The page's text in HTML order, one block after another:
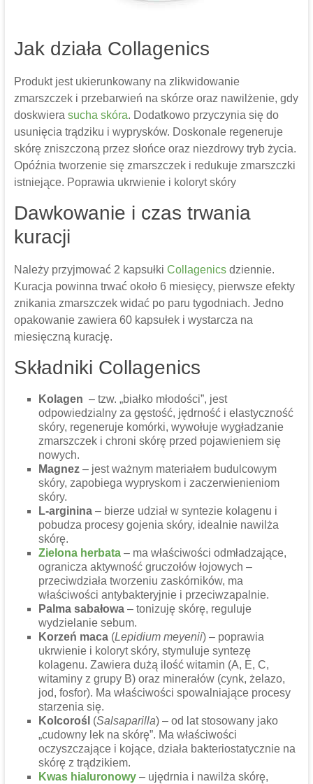
Jak działa Collagenics
Produkt jest ukierunkowany na zlikwidowanie
zmarszczek i przebarwień na skórze oraz nawilżenie, gdy
doskwiera sucha skóra. Dodatkowo przyczynia się do
usunięcia trądziku i wyprysków. Doskonale regeneruje
skórę zniszczoną przez słońce oraz niezdrowy tryb życia.
Opóźnia tworzenie się zmarszczek i redukuje zmarszczki
istniejące. Poprawia ukrwienie i koloryt skóry
Dawkowanie i czas trwania
kuracji
Należy przyjmować 2 kapsułki Collagenicsdziennie.
Kuracja powinna trwać około 6 miesięcy, pierwsze efekty
znikania zmarszczek widać po paru tygodniach. Jedno
opakowanie zawiera 60 kapsułek i wystarcza na
miesięczną kurację.
Składniki Collagenics
Kolagen – tzw. „białko młodości”, jest
odpowiedzialny za gęstość, jędrność i elastyczność
skóry, regeneruje komórki, wywołuje wygładzanie
zmarszczek i chroni skórę przed pojawieniem się
nowych.
Magnez– jest ważnym materiałem budulcowym
skóry, zapobiega wypryskom i zaczerwienieniom
skóry.
L-arginina– bierze udział w syntezie kolagenu i
pobudza procesy gojenia skóry, idealnie nawilża
skórę.
Zielona herbata– ma właściwości odmładzające,
ogranicza aktywność gruczołów łojowych –
przeciwdziała tworzeniu zaskórników, ma
właściwości antybakteryjnie i przeciwzapalnie.
Palma sabałowa– tonizuję skórę, reguluje
wydzielanie sebum.
Korzeń maca (Lepidium meyenii) – poprawia
ukrwienie i koloryt skóry, stymuluje syntezę
kolagenu. Zawiera dużą ilość witamin (A, E, C,
witaminy z grupy B) oraz minerałów (cynk, żelazo,
jod, fosfor). Ma właściwości spowalniające procesy
starzenia się.
Kolcorośl (Salsaparilla) – od lat stosowany jako
„cudowny lek na skórę”. Ma właściwości
oczyszczające i kojące, działa bakteriostatycznie na
skórę z trądzikiem.
Kwas hialuronowy– ujędrnia i nawilża skórę,